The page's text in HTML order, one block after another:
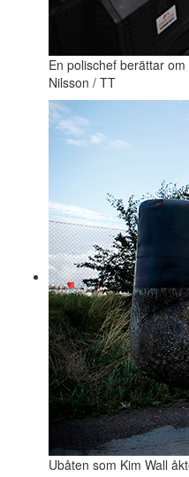
En polischef berättar
Nilsson / TT
Ubåten som Kim Wall